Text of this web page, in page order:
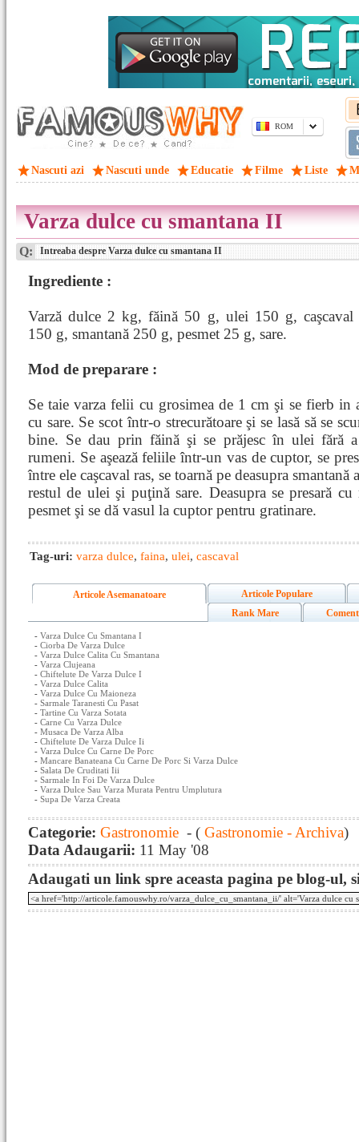
ROM
Nascuti azi Nascuti unde Educatie Filme Liste
Varza dulce cu smantana II
Q: Intreaba despre Varza dulce cu smantana II
Ingrediente :
Varză dulce 2 kg, făină 50 g, ulei 150 g, caşcaval
150 g, smantană 250 g, pesmet 25 g, sare.
Mod de preparare :
Se taie varza felii cu grosimea de 1 cm şi se fierb in
cu sare. Se scot într-o strecurătoare şi se lasă să se
bine. Se dau prin făină şi se prăjesc în ulei fără
rumeni. Se aşează feliile într-un vas de cuptor, se
între ele caşcaval ras, se toarnă pe deasupra
restul de ulei şi puţină sare. Deasupra se presară cu
pesmet şi se dă vasul la cuptor pentru gratinare.
Tag-uri: varza dulce, faina, ulei, cascaval
Articole Asemanatoare
Articole Populare
Rank Mare
- Varza Dulce Cu Smantana I
- Ciorba De Varza Dulce
- Varza Dulce Calita Cu Smantana
- Varza Clujeana
- Chiftelute De Varza Dulce I
- Varza Dulce Calita
- Varza Dulce Cu Maioneza
- Sarmale Taranesti Cu Pasat
- Tartine Cu Varza Sotata
- Carne Cu Varza Dulce
- Musaca De Varza Alba
- Chiftelute De Varza Dulce Ii
- Varza Dulce Cu Carne De Porc
- Mancare Banateana Cu Carne De Porc Si Varza Dulce
- Salata De Cruditati Iii
- Sarmale In Foi De Varza Dulce
- Varza Dulce Sau Varza Murata Pentru Umplutura
- Supa De Varza Creata
Categorie: Gastronomie - ( Gastronomie - Archiva)
Data Adaugarii: 11 May '08
Adaugati un link spre aceasta pagina pe blog-ul,